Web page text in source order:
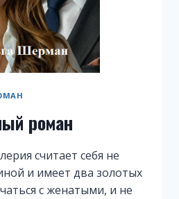
роман
считает себя не
и имеет два золотых
с женатыми, и не